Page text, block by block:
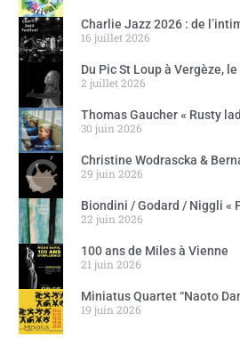
Charlie Jazz 2026 : de
16 juillet 2026
Du Pic St Loup à Vergèze,
2 juillet 2026
Thomas Gaucher « Rusty
30 juin 2026
Christine Wodrascka &
29 juin 2026
Biondini / Godard / Niggli «
22 juin 2026
100 ans de Miles à Vienne
21 juin 2026
Miniatus Quartet “Naoto
19 juin 2026